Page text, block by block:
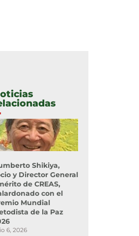
Shikiya,
y Director General
de CREAS,
con el
Mundial
de la Paz
6, 2026